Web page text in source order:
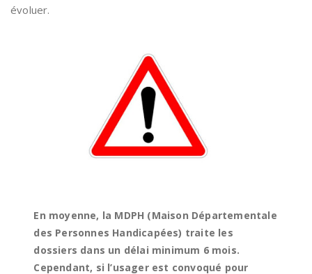
évoluer.
En moyenne, la MDPH (Maison Départementale
des Personnes Handicapées) traite les
dossiers dans un délai minimum 6 mois.
Cependant, si l’usager est convoqué pour